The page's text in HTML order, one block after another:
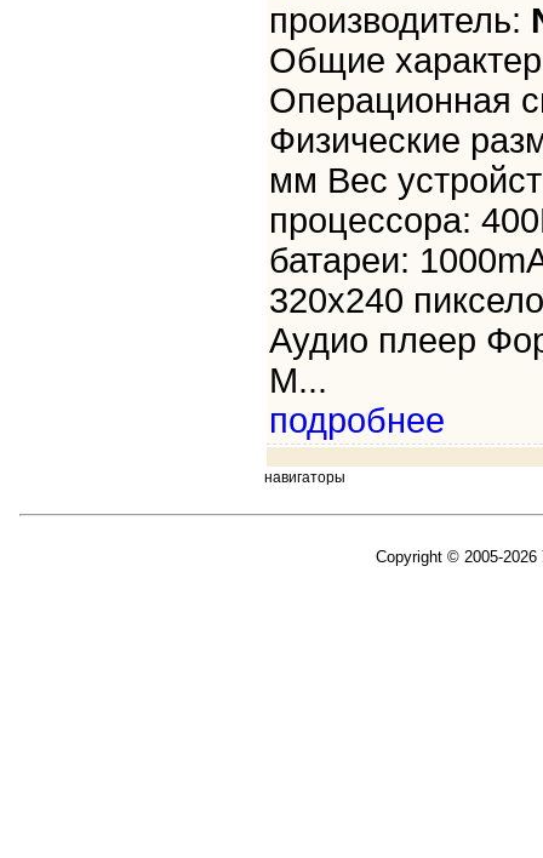
производитель:
Общие
Операционная
Физические
мм Вес
процессора:
батареи:
320x240
Аудио плеер
M...
подробнее
навигаторы
Copyright © 2005-2026